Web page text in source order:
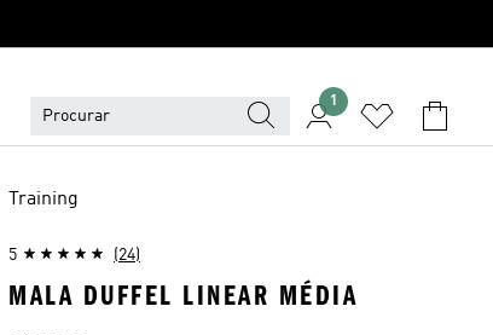
1
Training
5 (24)
MALA DUFFEL LINEAR MÉDIA